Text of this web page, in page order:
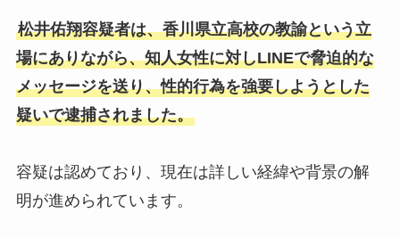
松井佑翔容疑者は、香川県立高校の教諭という立
場にありながら、知人女性に対しLINEで脅迫的な
メッセージを送り、性的行為を強要しようとした
疑いで逮捕されました。
容疑は認めており、現在は詳しい経緯や背景の解
明が進められています。